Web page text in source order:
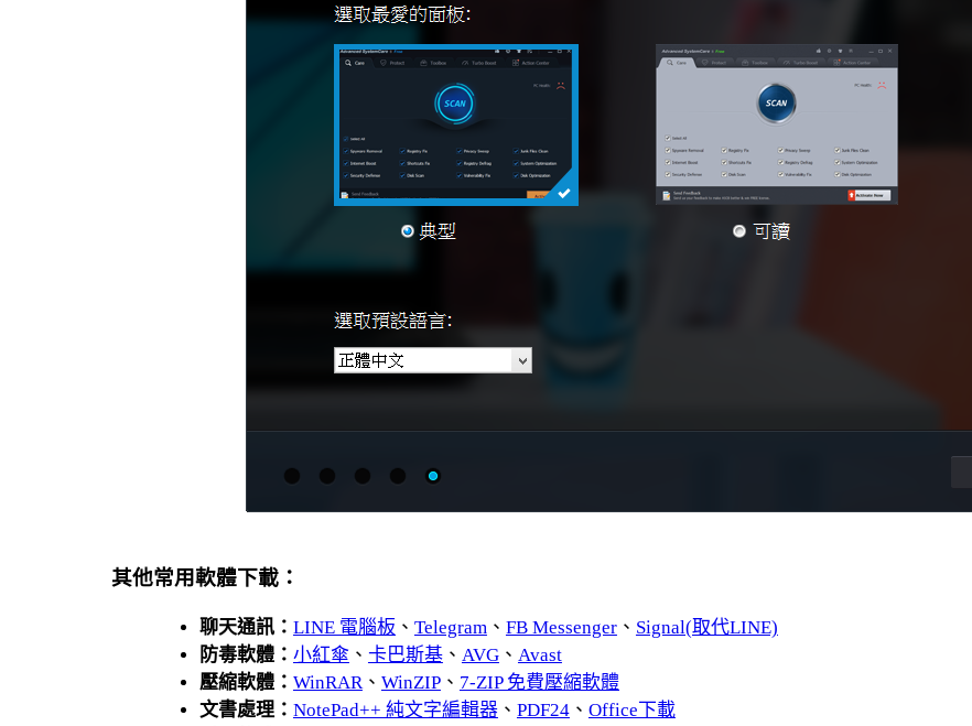
其他常用軟體下載：
聊天通訊： LINE 電腦板 、 Telegram、 FB Messenger、 Signal(取代LINE)
防毒軟體： 小紅傘 、 卡巴斯基、 AVG、 Avast
壓縮軟體： WinRAR、 WinZIP、 7-ZIP 免費壓縮軟體
文書處理： NotePad++ 純文字編輯器、 PDF24、 Office下載